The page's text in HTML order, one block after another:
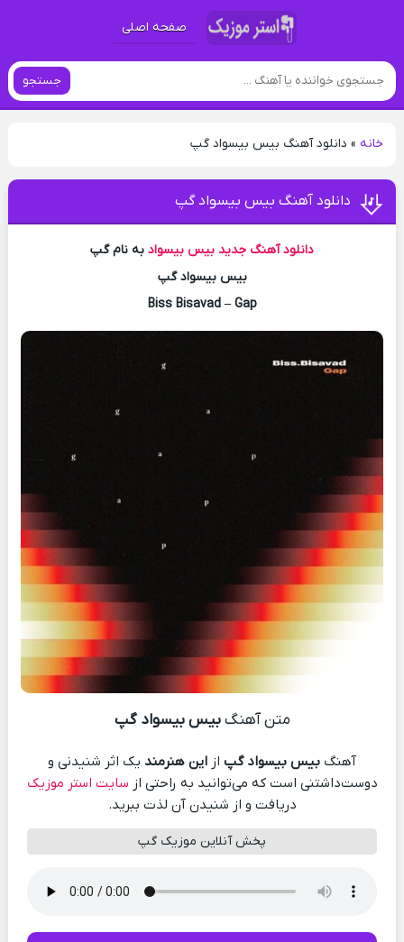
صفحه اصلی
جستجو
خانه» دانلود آهنگ بیس بیسواد گپ
دانلود آهنگ بیس بیسواد گپ
دانلود آهنگ جدید بیس بیسواد به نام گپ
بیس بیسواد گپ
Biss Bisavad – Gap
متن آهنگبیس بیسواد گپ
آهنگ بیس بیسواد گپ از این هنرمند یک اثر شنیدنی و
دوست‌داشتنی است که می‌توانید به راحتی از سایت استر موزیک
دریافت و از شنیدن آن لذت ببرید.
پخش آنلاین موزیک گپ